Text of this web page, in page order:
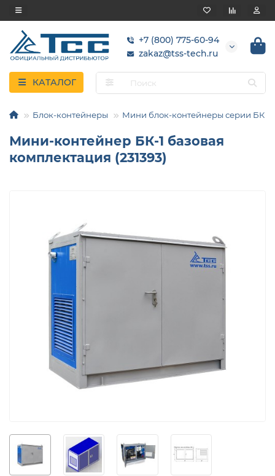
+7 (800) 775-60-94
zakaz@tss-tech.ru
КАТАЛОГ
Блок-контейнеры Мини блок-контейнеры серии БК
Мини-контейнер БК-1 базовая
комплектация (231393)